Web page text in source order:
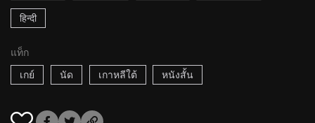
हिन्दी
แท็ก
เกย์
นัด เกาหลีใต้ หนังสั้น